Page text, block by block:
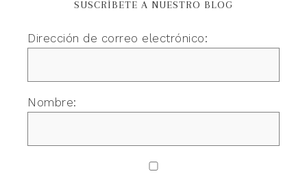
SUSCRÍBETE A NUESTRO BLOG
Dirección de correo electrónico:
Nombre: